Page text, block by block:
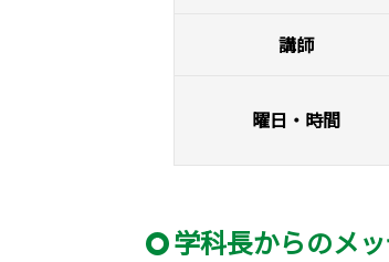
講師
曜日・時間
学科長からのメ